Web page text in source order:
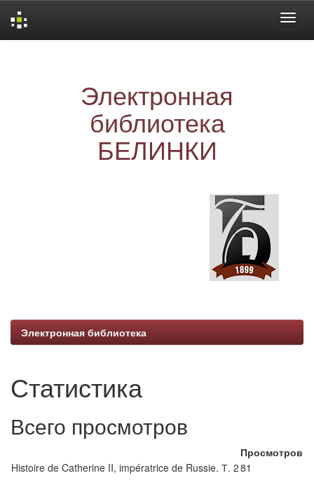
Электронная
библиотека
БЕЛИНКИ
Электронная библиотека
Статистика
Всего просмотров
Просмотров
Histoire de Catherine II, impératrice de Russie. Т. 281